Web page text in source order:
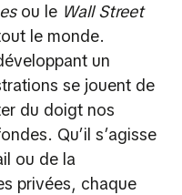
ou le Wall Street
le monde.
un
se jouent de
du doigt nos
Qu’il s’agisse
ou de la
privées, chaque